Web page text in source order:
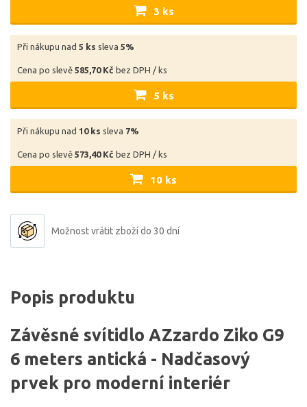
3 ks
Při nákupu nad 5 ks sleva 5%
Cena po slevě 585,70 Kč bez DPH / ks
5 ks
Při nákupu nad 10 ks sleva 7%
Cena po slevě 573,40 Kč bez DPH / ks
10 ks
Možnost vrátit zboží do 30 dní
Popis produktu
Závěsné svítidlo AZzardo Ziko G9
6 meters antická - Nadčasový
prvek pro moderní interiér